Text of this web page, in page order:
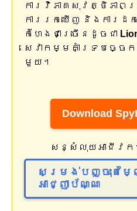
ការវិភាគសុវត្ថិភាព
ការរកឃើញ និងការដ
កំហែងជាច្រើនដូចជា
សេវាកម្មគាំទ្របច្ច
មួយ។
Download
សន្សំលុយអាជីវ
សម្រង់បញ្ចុះតម្ល
អាជ្ញាប័ណ្ណ